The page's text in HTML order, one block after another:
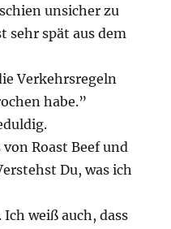
unsicher zu
sehr spät aus dem
Verkehrsregeln
habe.”
Roast Beef und
Du, was ich
weiß auch, dass